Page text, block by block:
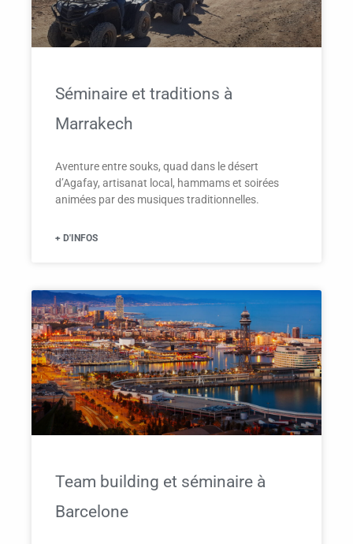
Séminaire et traditions à
Marrakech
Aventure entre souks, quad dans le désert
d’Agafay, artisanat local, hammams et soirées
animées par des musiques traditionnelles.
+ D'INFOS
Team building et séminaire à
Barcelone